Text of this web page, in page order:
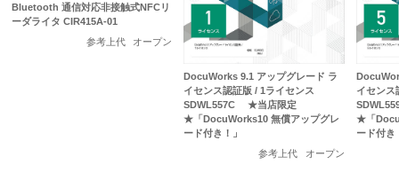
Bluetooth 通信対応非接触式NFCリ
ーダライタ CIR415A-01
参考上代
オープン
DocuWorks 9.1 アップグレード ラ
イセンス認証版 / 1ライセンス
SDWL557C ★当店限定
★「DocuWorks10 無償アップグレ
ード付き！」
参考上代
オープン
イセンス
★「
ード付き